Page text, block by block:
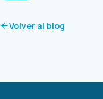
Volver al blog